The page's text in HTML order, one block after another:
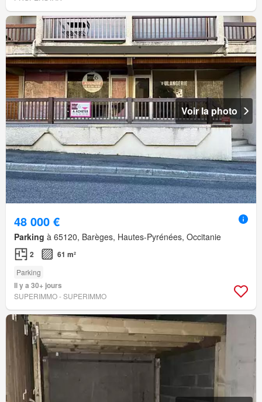
Voir la photo
48 000 €
Parking à 65120, Barèges, Hautes-Pyrénées, Occitanie
2 61 m²
Parking
Il y a 30+ jours
SUPERIMMO - SUPERIMMO